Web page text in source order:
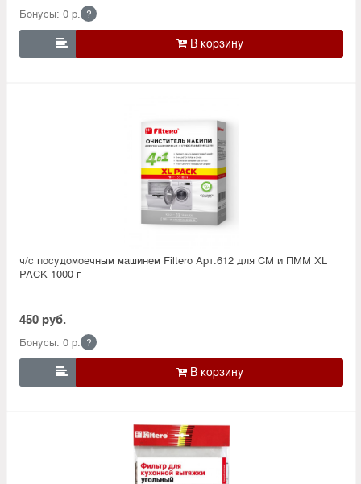
Бонусы: 0 р. ?

ч/с посудомоечным машинем Filtero Арт.612 для СМ и ПММ XL
PACK 1000 г
450 руб.
Бонусы: 0 р. ?
